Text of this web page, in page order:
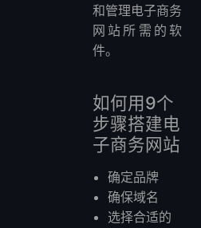
和管理电子商务
网站所需的软
件。
如何用9个
步骤搭建电
子商务网站
确定品牌
确保域名
选择合适的